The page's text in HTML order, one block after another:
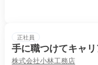
正社員
手に職つけてキャリ
株式会社小林工務店